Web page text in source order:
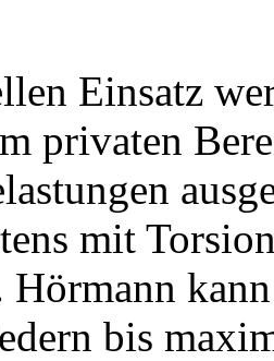
Einsatz
privaten
mit
Hörmann
bis